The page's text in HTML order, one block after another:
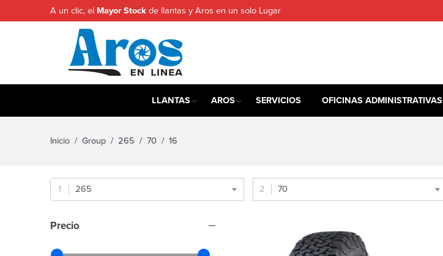
A un clic, el Mayor Stock de llantas y Aros en un solo Lugar
LLANTAS AROS SERVICIOS OFICINAS ADMINISTRATIVAS
Inicio / Group / 265 / 70 / 16
265 70
Precio